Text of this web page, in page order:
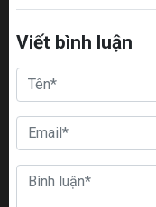
Viết bình luận